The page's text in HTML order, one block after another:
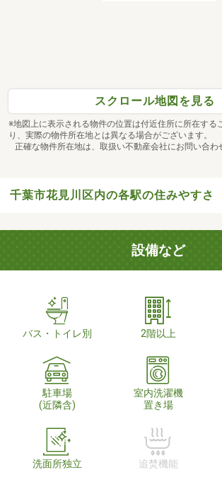
スクロール地図を見る
※地図上に表示される物件の位置は付近住所に所在する
り、実際の物件所在地とは異なる場合がございます。
正確な物件所在地は、取扱い不動産会社にお問い合わ
千葉市花見川区内の各駅の住みやすさ
設備など
バス・トイレ別 2階以上
駐車場
(近隣含)
室内洗濯機
置き場
洗面所独立 追焚機能